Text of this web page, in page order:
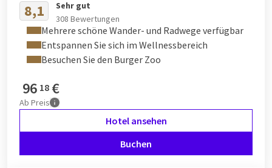
8,1
Sehr gut
308 Bewertungen
Mehrere schöne Wander- und Radwege verfügbar
Entspannen Sie sich im Wellnessbereich
Besuchen Sie den Burger Zoo
96 18 €
Ab Preis
Hotel ansehen
Buchen